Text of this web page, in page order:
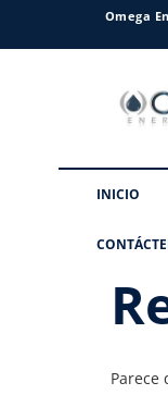
Omega
INICIO
Parece